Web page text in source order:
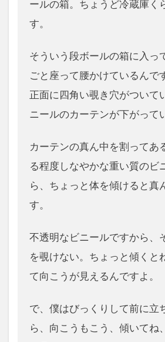
ールの箱。ちょうど冷蔵庫く
す。
そういう段ボールの箱に入っ
ごと座って腰かけているんで
正面に四角い覗き穴がついて
ニールのカーテンが下がって
カーテンの真ん中を割ってあ
る程度しなやかな重い質のビ
ら、ちょっと体を傾けると真
す。
不透明なビニールですから、
を覗けない。ちょっと傾くと
て向こうが見えるんですよ。
で、僕はびっくりして前に立
ら、向こうもこう、傾いてね